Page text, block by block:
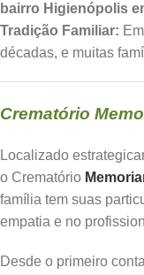
bairro Higienópolis
Tradição Familiar:
décadas, e muitas
Crematório
Localizado
o Crematório
família tem suas
empatia e no
Desde o primeiro